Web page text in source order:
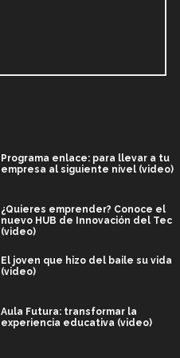
Programa enlace: para llevar a tu
empresa al siguiente nivel (video)
¿Quieres emprender? Conoce el
nuevo HUB de Innovación del Tec
(video)
El joven que hizo del baile su vida
(video)
Aula Futura: transformar la
experiencia educativa (video)